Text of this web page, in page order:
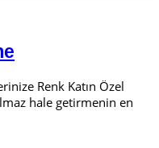
Renk Katın Özel
hale getirmenin en